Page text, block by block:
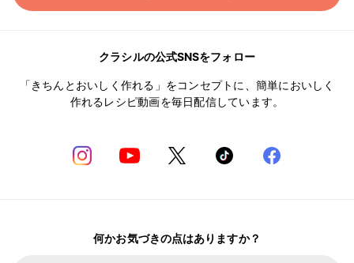
クラシルの公式SNSをフォロー
「きちんとおいしく作れる」をコンセプトに、簡単においしく
作れるレシピ動画を毎日配信しています。
何かお気づきの点はありますか？